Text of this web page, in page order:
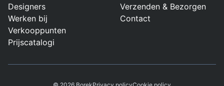
Designers
Werken bij
Verkooppunten
Prijscatalogi
Verzenden & Bezorgen
Contact